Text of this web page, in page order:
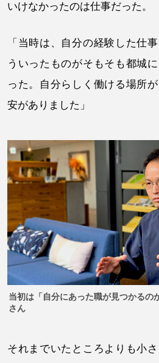
いけなかったのは仕事だった。
「当時は、自分の経験した仕
ういったものがそもそも都城
った。自分らしく働ける場所
安がありました」
当初は「自分にあった職が見つかるの
さん
それまでいたところよりも小